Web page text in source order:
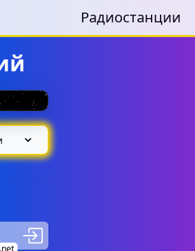
Радиостанции